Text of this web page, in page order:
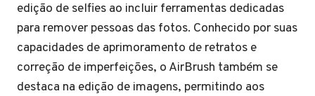
edição de selfies ao incluir ferramentas dedicadas
para remover pessoas das fotos. Conhecido por suas
capacidades de aprimoramento de retratos e
correção de imperfeições, o AirBrush também se
destaca na edição de imagens, permitindo aos